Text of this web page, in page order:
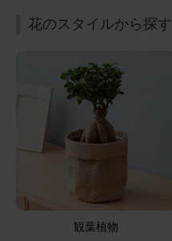
花のスタイルから探す
観葉植物